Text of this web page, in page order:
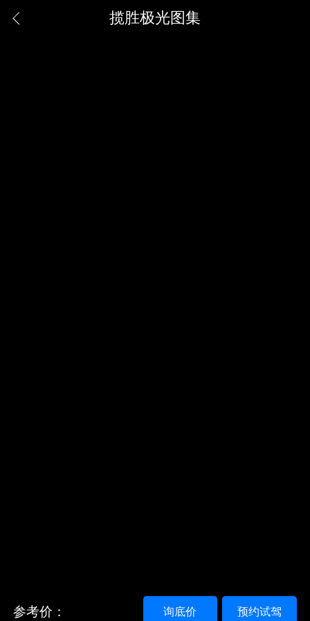
揽胜极光图集
参考价： 预约试驾
询底价